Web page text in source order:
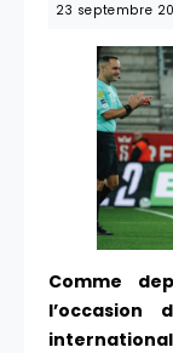
23 septembre
Comme